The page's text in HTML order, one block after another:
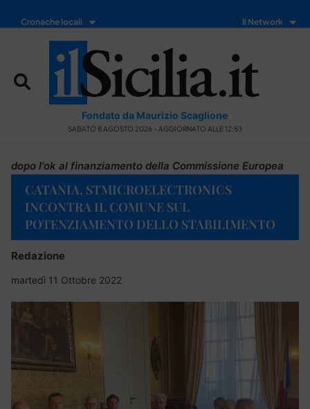
Cronache locali Il Network
Fondato da Maurizio Scaglione
SABATO 8 AGOSTO 2026 - AGGIORNATO ALLE 12:53
dopo l'ok al finanziamento della Commissione Europea
CATANIA, STMICROELECTRONICS
INCONTRA IL COMUNE SUL
POTENZIAMENTO DELLO STABILIMENTO
Redazione
martedì 11 Ottobre 2022